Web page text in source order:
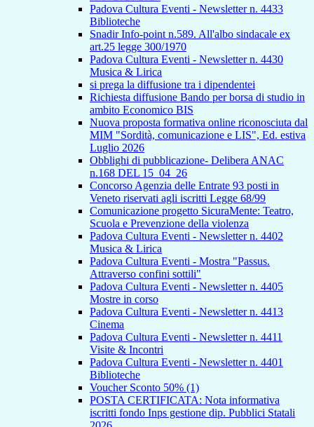
Padova Cultura Eventi - Newsletter n. 4433
Biblioteche
Snadir Info-point n.589. All'albo sindacale ex
art.25 legge 300/1970
Padova Cultura Eventi - Newsletter n. 4430
Musica & Lirica
si prega la diffusione tra i dipendentei
Richiesta diffusione Bando per borsa di studio in
ambito Economico BIS
Nuova proposta formativa online riconosciuta dal
MIM "Sordità, comunicazione e LIS", Ed. estiva
Luglio 2026
Obblighi di pubblicazione- Delibera ANAC
n.168 DEL 15_04_26
Concorso Agenzia delle Entrate 93 posti in
Veneto riservati agli iscritti Legge 68/99
Comunicazione progetto SicuraMente: Teatro,
Scuola e Prevenzione della violenza
Padova Cultura Eventi - Newsletter n. 4402
Musica & Lirica
Padova Cultura Eventi - Mostra "Passus.
Attraverso confini sottili"
Padova Cultura Eventi - Newsletter n. 4405
Mostre in corso
Padova Cultura Eventi - Newsletter n. 4413
Cinema
Padova Cultura Eventi - Newsletter n. 4411
Visite & Incontri
Padova Cultura Eventi - Newsletter n. 4401
Biblioteche
Voucher Sconto 50% (1)
POSTA CERTIFICATA: Nota informativa
iscritti fondo Inps gestione dip. Pubblici Statali